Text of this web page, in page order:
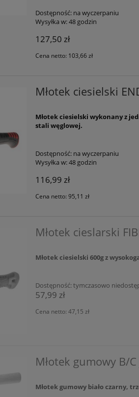
Dostępność: na wyczerpaniu
Wysyłka w:48 godzin
127,50 zł
Cena netto: 103,66 zł
Młotek ciesielski
Młotek ciesielski wykonany z
stali węglowej.
Dostępność: na wyczerpaniu
Wysyłka w:48 godzin
116,99 zł
Cena netto: 95,11 zł
Młotek cieslarski
Młotek ciesielski 600g z
Dostępność:tymczasowo
57,99 zł
Cena netto: 47,15 zł
Młotek gumowy B/
Młotek gumowy biało czarny,